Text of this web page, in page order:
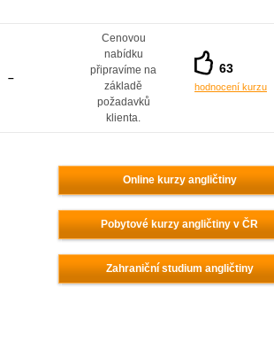
–
Cenovou
nabídku
připravíme na
základě
požadavků
klienta.
63
hodnocení kurzu
Online kurzy angličtiny
Pobytové kurzy angličtiny v ČR
Zahraniční studium angličtiny